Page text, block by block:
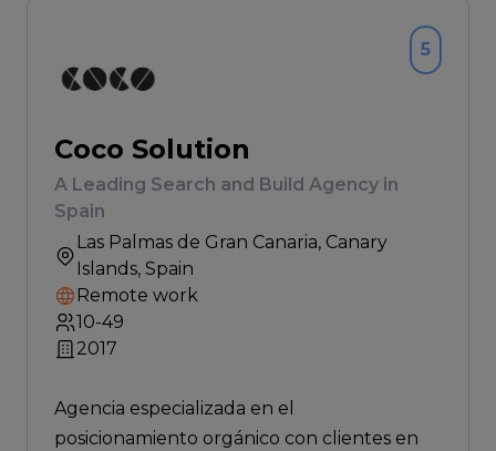
Coco Solution
A Leading Search and Build Agency in
Spain
Las Palmas de Gran Canaria, Canary
Islands, Spain
Remote work
10-49
2017
5
Agencia especializada en el
posicionamiento orgánico con clientes en